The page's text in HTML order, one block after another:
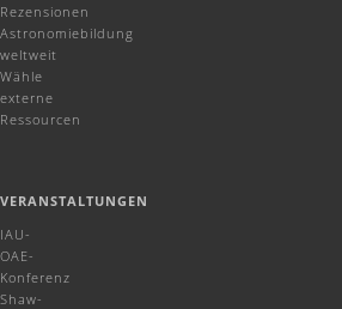
Rezensionen
Astronomiebildung
weltweit
Wähle
externe
Ressourcen
VERANSTALTUNGEN
IAU-
OAE-
Konferenz
Shaw-